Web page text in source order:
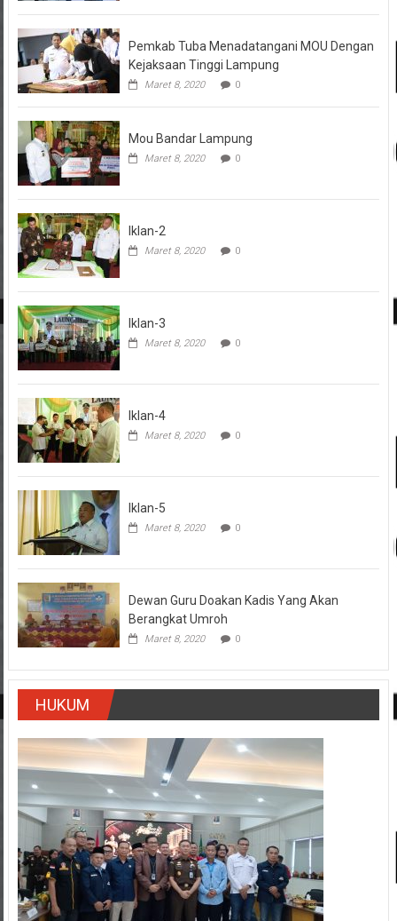
Pemkab Tuba Menadatangani MOU Dengan
Kejaksaan Tinggi Lampung
Maret 8, 2020 0
Mou Bandar Lampung
Maret 8, 2020 0
Iklan-2
Maret 8, 2020 0
Iklan-3
Maret 8, 2020 0
Iklan-4
Maret 8, 2020 0
Iklan-5
Maret 8, 2020 0
Dewan Guru Doakan Kadis Yang Akan
Berangkat Umroh
Maret 8, 2020 0
HUKUM